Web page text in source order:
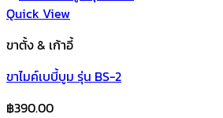
Quick View
ขาตั้ง & เก้าอี้
ขาไมค์เบบี้บูม รุ่น BS-2
฿390.00